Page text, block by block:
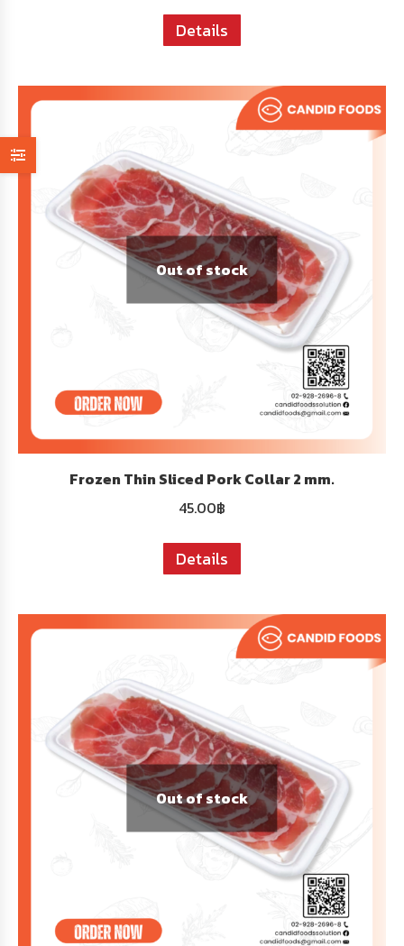
Details
Out of stock
Frozen Thin Sliced Pork Collar 2 mm.
45.00฿
Details
Out of stock